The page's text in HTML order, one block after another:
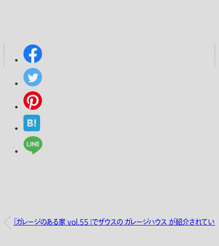
「ガレージのある家 vol.55」でザウスの ガレージハウス が紹介されていま